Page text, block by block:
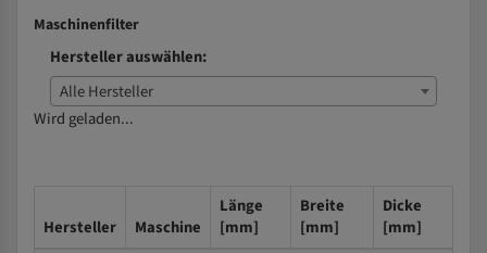
Maschinenfilter
Hersteller auswählen:
Alle Hersteller
Wird geladen...
Hersteller Maschine
Länge
[mm]
Breite
[mm]
Dicke
[mm]